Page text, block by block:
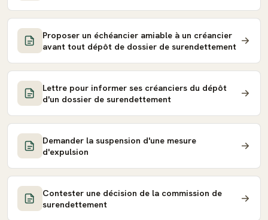
Proposer un échéancier amiable à un créancier
avant tout dépôt de dossier de surendettement
Lettre pour informer ses créanciers du dépôt
d'un dossier de surendettement
Demander la suspension d'une mesure
d'expulsion
Contester une décision de la commission de
surendettement